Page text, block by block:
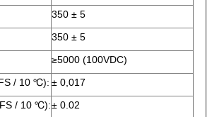
350 ± 5
350 ± 5
≥5000 (100VDC)
FS / 10 ℃): ± 0,017
FS / 10 ℃):± 0.02